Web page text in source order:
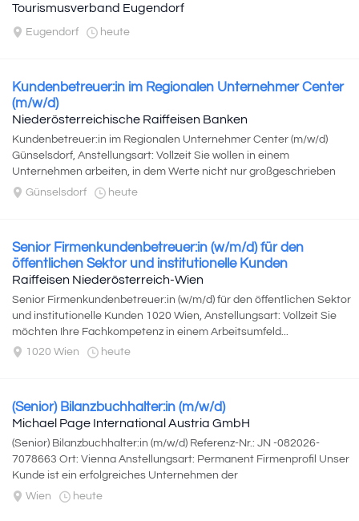
Tourismusverband Eugendorf
Eugendorf heute
Kundenbetreuer:in im Regionalen Unternehmer Center
(m/w/d)
Niederösterreichische Raiffeisen Banken
Kundenbetreuer:in im Regionalen Unternehmer Center (m/w/d)
Günselsdorf, Anstellungsart: Vollzeit Sie wollen in einem
Unternehmen arbeiten, in dem Werte nicht nur großgeschrieben
sind...Günselsdorf heute
Senior Firmenkundenbetreuer:in (w/m/d) für den
öffentlichen Sektor und institutionelle Kunden
Raiffeisen Niederösterreich-Wien
Senior Firmenkundenbetreuer:in (w/m/d) für den öffentlichen Sektor
und institutionelle Kunden 1020 Wien, Anstellungsart: Vollzeit Sie
möchten Ihre Fachkompetenz in einem Arbeitsumfeld...
1020 Wien
heute
(Senior) Bilanzbuchhalter:in (m/w/d)
Michael Page International Austria GmbH
(Senior) Bilanzbuchhalter:in (m/w/d) Referenz-Nr.: JN -082026-
7078663 Ort: Vienna Anstellungsart: Permanent Firmenprofil Unser
Kunde ist ein erfolgreiches Unternehmen der
Dienstleistungsbranche...
Wien heute